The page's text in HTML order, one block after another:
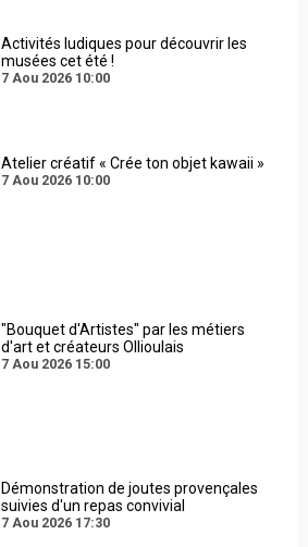
Activités ludiques pour découvrir les
musées cet été !
7 Aou 2026 10:00
Atelier créatif « Crée ton objet kawaii »
7 Aou 2026 10:00
"Bouquet d'Artistes" par les métiers
d'art et créateurs Ollioulais
7 Aou 2026 15:00
Démonstration de joutes provençales
suivies d'un repas convivial
7 Aou 2026 17:30